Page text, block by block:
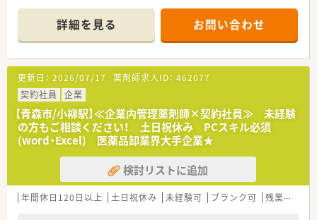
されています。
■新薬の開発や世界的に評価される製造法特許を取得するなど、
独自性のある企業として成長し続けています。
■国内だけでなく海外にも拠点を構えており、世界をリードする
企業として世の中に役立つグローバルでオンリーワンな企業を
目指しています。
詳細を見る お問い合わせ
更新日： 2026/07/17 薬剤師求人ID： 462077
契約社員
企業
【青森市/小柳駅】≪企業内管理薬剤師×契約社員≫ 未経験
の方もご相談ください！ 土日祝休み PCスキル必須
(word・Excel) 医薬品卸業界大手企業★
検討リストに追加
年間休日120日以上 土日祝休み 未経験可 ブランク可 残業なし(ほぼなし含む)